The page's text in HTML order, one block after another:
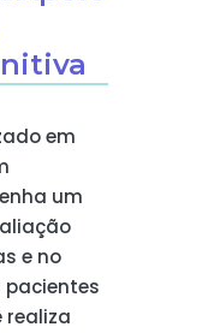
em
um
e no
pacientes
realiza